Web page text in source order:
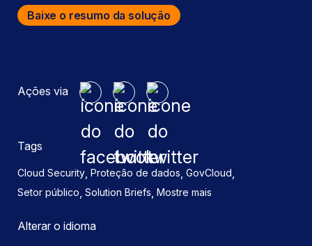
Baixe o resumo da solução
Ações via
Tags
Cloud Security, Proteção de dados, GovCloud,
Setor público, Solution Briefs, Mostre mais
Alterar o idioma